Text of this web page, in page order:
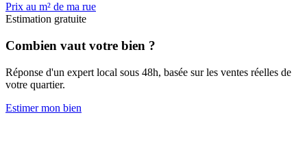
Prix au m² de ma rue
Estimation gratuite
Combien vaut votre bien ?
Réponse d'un expert local sous 48h, basée sur les ventes réelles de
votre quartier.
Estimer mon bien